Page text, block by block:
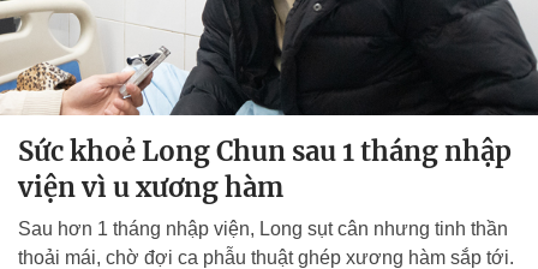
Sức khoẻ Long Chun sau 1 tháng nhập
viện vì u xương hàm
Sau hơn 1 tháng nhập viện, Long sụt cân nhưng tinh thần
thoải mái, chờ đợi ca phẫu thuật ghép xương hàm sắp tới.